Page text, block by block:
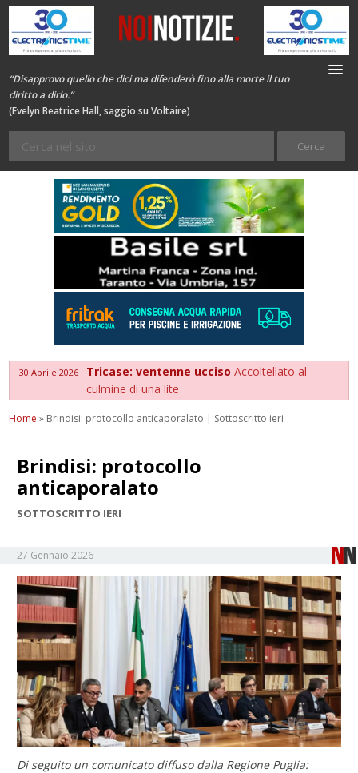
“Disapprovo quello che dici ma difenderò fino alla morte il tuo
diritto a dirlo.”
(Evelyn Beatrice Hall, saggio su Voltaire)
30 Aprile 2026 Tricase: ventenne uccisoAccoltellato al
culmine di una lite
Home » Brindisi: protocollo anticaporalato | Sottoscritto ieri
Brindisi: protocollo
anticaporalato
SOTTOSCRITTO IERI
27 Gennaio 2026
Di seguito un comunicato diffuso dalla Regione Puglia: